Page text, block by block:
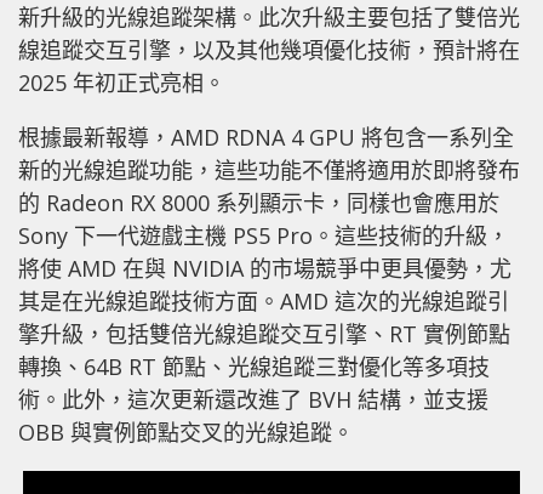
新升級的光線追蹤架構。此次升級主要包括了雙倍光
線追蹤交互引擎，以及其他幾項優化技術，預計將在
2025 年初正式亮相。
根據最新報導，AMD RDNA 4 GPU 將包含一系列全
新的光線追蹤功能，這些功能不僅將適用於即將發布
的 Radeon RX 8000 系列顯示卡，同樣也會應用於
Sony 下一代遊戲主機 PS5 Pro。這些技術的升級，
將使 AMD 在與 NVIDIA 的市場競爭中更具優勢，尤
其是在光線追蹤技術方面。AMD 這次的光線追蹤引
擎升級，包括雙倍光線追蹤交互引擎、RT 實例節點
轉換、64B RT 節點、光線追蹤三對優化等多項技
術。此外，這次更新還改進了 BVH 結構，並支援
OBB 與實例節點交叉的光線追蹤。